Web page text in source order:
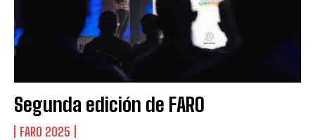
Segunda edición de FARO
FARO 2025